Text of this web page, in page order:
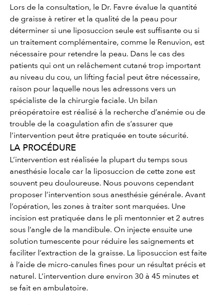
Lors de la consultation, le Dr. Favre évalue la quantité
de graisse à retirer et la qualité de la peau pour
déterminer si une liposuccion seule est suffisante ou si
un traitement complémentaire, comme le Renuvion, est
nécessaire pour retendre la peau. Dans le cas des
patients qui ont un relâchement cutané trop important
au niveau du cou, un lifting facial peut être nécessaire,
raison pour laquelle nous les adressons vers un
spécialiste de la chirurgie faciale. Un bilan
préopératoire est réalisé à la recherche d’anémie ou de
trouble de la coagulation afin de s’assurer que
l’intervention peut être pratiquée en toute sécurité.
LA PROCÉDURE
L’intervention est réalisée la plupart du temps sous
anesthésie locale car la liposuccion de cette zone est
souvent peu douloureuse. Nous pouvons cependant
proposer l’intervention sous anesthésie générale. Avant
l’opération, les zones à traiter sont marquées. Une
incision est pratiquée dans le pli mentonnier et 2 autres
sous l’angle de la mandibule. On injecte ensuite une
solution tumescente pour réduire les saignements et
faciliter l’extraction de la graisse. La liposuccion est faite
à l’aide de micro-canules fines pour un résultat précis et
naturel. L’intervention dure environ 30 à 45 minutes et
se fait en ambulatoire.